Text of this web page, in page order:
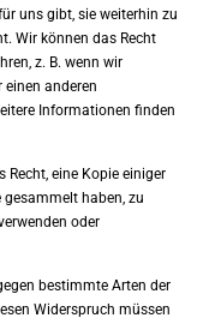
uns gibt, sie weiterhin zu
Wir können das Recht
z. B. wenn wir
anderen
Informationen finden
Recht, eine Kopie einiger
gesammelt haben, zu
oder
bestimmte Arten der
Widerspruch müssen